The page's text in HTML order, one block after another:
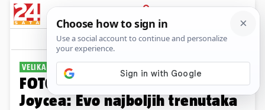
PRIJAVA
Galerija Komentari
VELIKA POBJEDA
FOTO Kako je Hrgović razbio
Joycea: Evo najboljih trenutaka